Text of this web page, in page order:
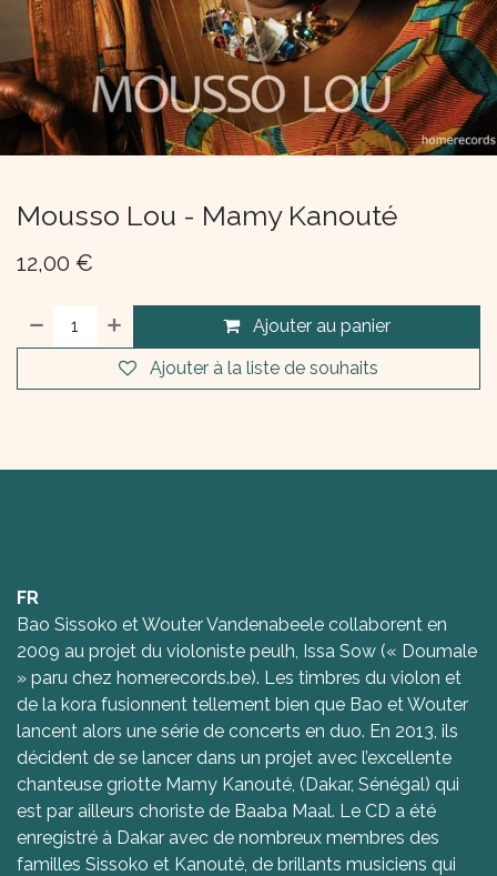
Mousso Lou - Mamy Kanouté
12,00 €
Ajouter au panier
Ajouter à la liste de souhaits
FR
Bao Sissoko et Wouter Vandenabeele collaborent en
2009 au projet du violoniste peulh, Issa Sow (« Doumale
» paru chez homerecords.be). Les timbres du violon et
de la kora fusionnent tellement bien que Bao et Wouter
lancent alors une série de concerts en duo. En 2013, ils
décident de se lancer dans un projet avec l’excellente
chanteuse griotte Mamy Kanouté, (Dakar, Sénégal) qui
est par ailleurs choriste de Baaba Maal. Le CD a été
enregistré à Dakar avec de nombreux membres des
familles Sissoko et Kanouté, de brillants musiciens qui